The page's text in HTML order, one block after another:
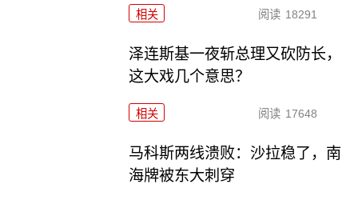
相关 阅读 18291
泽连斯基一夜斩总理又砍防长，
这大戏几个意思？
相关 阅读 17648
马科斯两线溃败：沙拉稳了，南
海牌被东大刺穿